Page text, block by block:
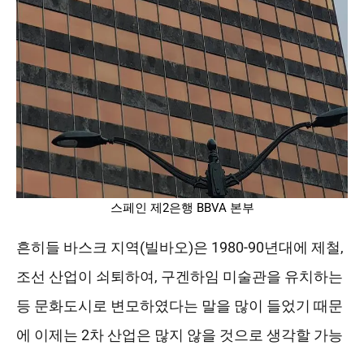
스페인 제2은행 BBVA 본부
흔히들 바스크 지역(빌바오)은 1980-90년대에 제철,
조선 산업이 쇠퇴하여, 구겐하임 미술관을 유치하는
등 문화도시로 변모하였다는 말을 많이 들었기 때문
에 이제는 2차 산업은 많지 않을 것으로 생각할 가능